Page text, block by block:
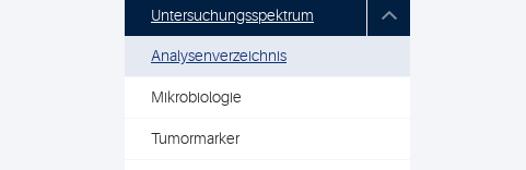
Untersuchungsspektrum
Analysenverzeichnis
Mikrobiologie
Tumormarker